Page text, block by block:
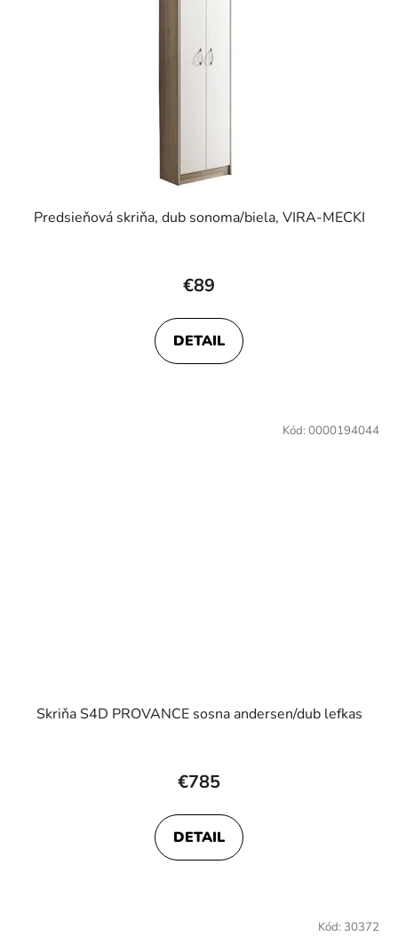
Predsieňová skriňa, dub sonoma/biela, VIRA-MECKI
€89
DETAIL
Skriňa S4D PROVANCE sosna andersen/dub lefkas
€785
DETAIL
Kód: 0000194044
Kód: 30372